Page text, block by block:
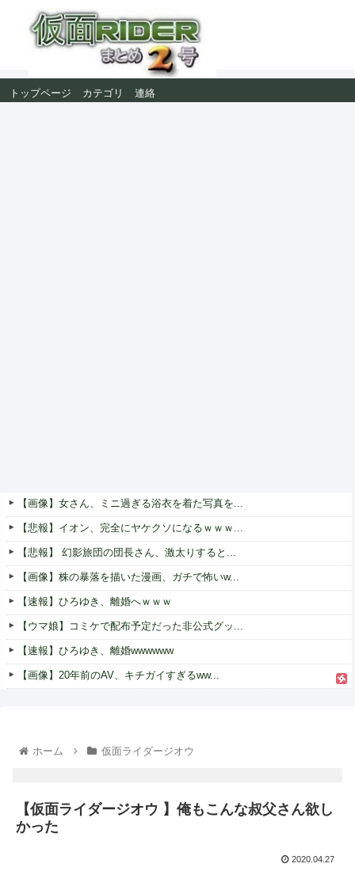
トップページ カテゴリ 連絡
【画像】女さん、ミニ過ぎる浴衣を着た写真を...
【悲報】イオン、完全にヤケクソになるｗｗｗ...
【悲報】 幻影旅団の団長さん、激太りすると...
【画像】株の暴落を描いた漫画、ガチで怖いw...
【速報】ひろゆき、離婚へｗｗｗ
【ウマ娘】コミケで配布予定だった非公式グッ...
【速報】ひろゆき、離婚wwwwww
【画像】20年前のAV、キチガイすぎるww...
ホーム 仮面ライダージオウ
【仮面ライダージオウ 】俺もこんな叔父さん欲し
かった
2020.04.27